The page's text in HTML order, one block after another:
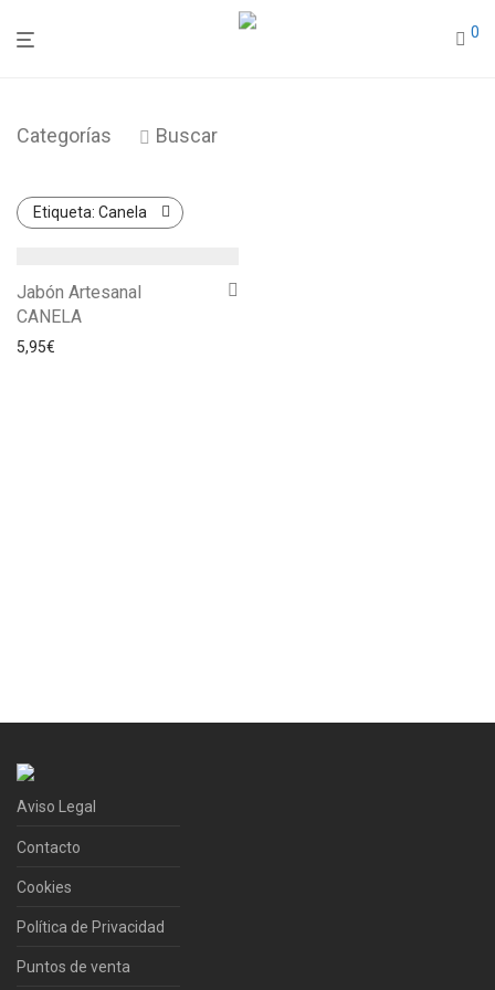
0
Categorías Buscar
Etiqueta: Canela
Jabón Artesanal
CANELA
5,95€
Aviso Legal
Contacto
Cookies
Política de Privacidad
Puntos de venta